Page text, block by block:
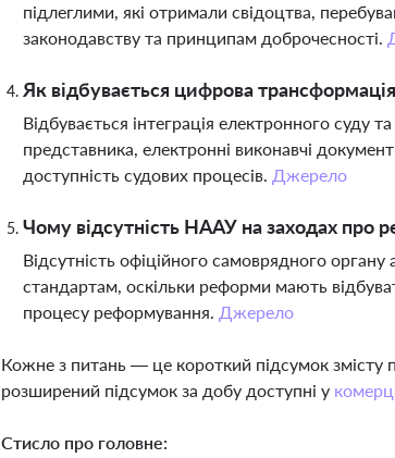
підлеглими, які отримали свідоцтва,
законодавству та принципам доброчесності.
Як відбувається цифрова
Відбувається інтеграція електронного
представника, електронні виконавчі
доступність судових процесів. Джерело
Чому відсутність НААУ на заходах про
Відсутність офіційного самоврядного
стандартам, оскільки реформи мають
процесу реформування. Джерело
Кожне з питань — це короткий підсумок змісту
розширений підсумок за добу доступні у
Стисло про головне: